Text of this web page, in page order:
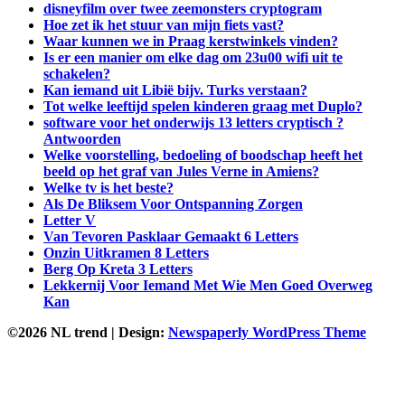
disneyfilm over twee zeemonsters cryptogram
Hoe zet ik het stuur van mijn fiets vast?
Waar kunnen we in Praag kerstwinkels vinden?
Is er een manier om elke dag om 23u00 wifi uit te
schakelen?
Kan iemand uit Libië bijv. Turks verstaan?
Tot welke leeftijd spelen kinderen graag met Duplo?
software voor het onderwijs 13 letters cryptisch ?
Antwoorden
Welke voorstelling, bedoeling of boodschap heeft het
beeld op het graf van Jules Verne in Amiens?
Welke tv is het beste?
Als De Bliksem Voor Ontspanning Zorgen
Letter V
Van Tevoren Pasklaar Gemaakt 6 Letters
Onzin Uitkramen 8 Letters
Berg Op Kreta 3 Letters
Lekkernij Voor Iemand Met Wie Men Goed Overweg
Kan
©2026 NL trend | Design: Newspaperly WordPress Theme